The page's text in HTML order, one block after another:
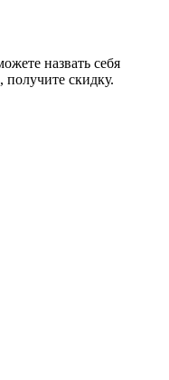
назвать себя
получите скидку.